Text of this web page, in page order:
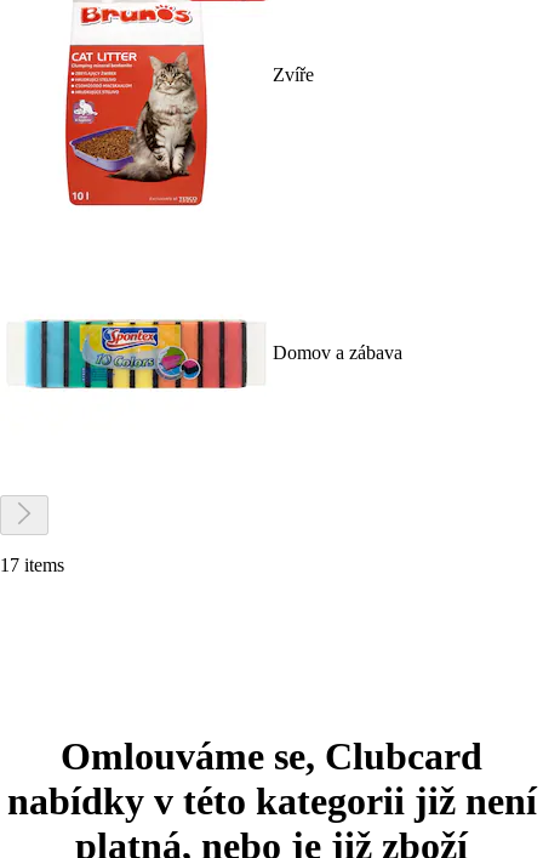
Zvíře
Domov a zábava
17 items
Omlouváme se, Clubcard
nabídky v této kategorii již není
platná, nebo je již zboží